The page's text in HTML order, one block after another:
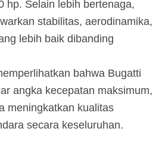
hp. Selain lebih bertenaga,
stabilitas, aerodinamika,
lebih baik dibanding
bahwa Bugatti
angka kecepatan maksimum,
meningkatkan kualitas
secara keseluruhan.